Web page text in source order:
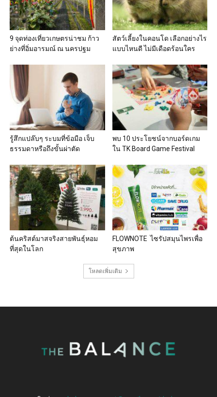
9 จุดท่องเที่ยวเกษตรน่าชม ก้าว
ย่างที่อิ่มอารมณ์ ณ นครปฐม
สัตว์เลี้ยงในคอนโด เลือกอย่างไร
แบบไหนดี ไม่มีเดือดร้อนใคร
รู้สึกแปล๊บๆ ระบมที่ข้อมือ เจ็บ
ธรรมดาหรือถึงขั้นผ่าตัด
พบ 10 ประโยชน์จากบอร์ดเกม
ใน TK Board Game Festival
ต้นคริสต์มาสจริงสายพันธุ์หอม
ที่สุดในโลก
FLOWNOTE ไซรัปสมุนไพรเพื่อ
สุขภาพ
โหลดเพิ่มเติม